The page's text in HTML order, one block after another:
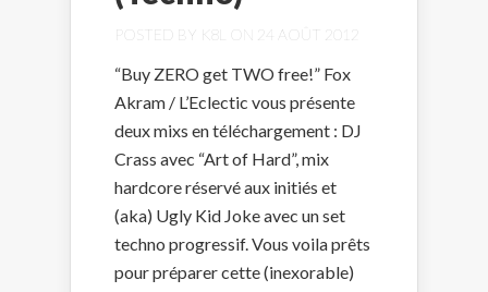
POSTED BY K8L ON 24 AOÛT 2012
“Buy ZERO get TWO free!” Fox
Akram / L’Eclectic vous présente
deux mixs en téléchargement : DJ
Crass avec “Art of Hard”, mix
hardcore réservé aux initiés et
(aka) Ugly Kid Joke avec un set
techno progressif. Vous voila prêts
pour préparer cette (inexorable)